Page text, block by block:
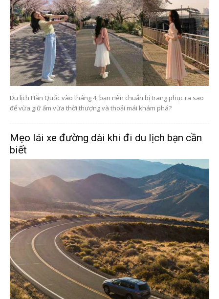
Du lịch Hàn Quốc vào tháng 4, bạn nên chuẩn bị trang phục ra sao
để vừa giữ ấm vừa thời thượng và thoải mái khám phá?
Mẹo lái xe đường dài khi đi du lịch bạn cần
biết